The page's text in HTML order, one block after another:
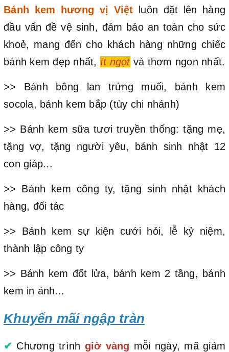
Bánh kem hương vị Việt luôn đặt lên hàng
đầu vấn đề vệ sinh, đảm bảo an toàn cho sức
khoẻ, mang đến cho khách hàng những chiếc
bánh kem đẹp nhất, ít ngọt và thơm ngon nhất.
>> Bánh bông lan trứng muối, bánh kem
socola, bánh kem bắp (tùy chi nhánh)
>> Bánh kem sữa tươi truyền thống: tặng mẹ,
tặng vợ, tặng người yêu, bánh sinh nhật 12
con giáp...
>> Bánh kem công ty, tặng sinh nhật khách
hàng, đối tác
>> Bánh kem sự kiện cưới hỏi, lễ kỷ niệm,
thành lập công ty
>> Bánh kem đốt lửa, bánh kem 2 tầng, bánh
kem in ảnh...
Khuyến mãi ngập tràn
✔ Chương trình giờ vàng mỗi ngày, mã giảm